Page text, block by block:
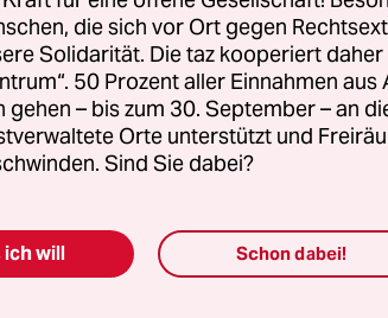
diesem schiefen
Schauspielhandwerk und
seine Sympathie nämlich
auf die arme
Ton von den
die sich vor Ort gegen
Solidarität. Die taz kooperiert daher
50 Prozent aller Einnahmen aus
gehen – bis zum 30. September – an
Orte unterstützt und
Sind Sie dabei?
ich will Schon dabei!